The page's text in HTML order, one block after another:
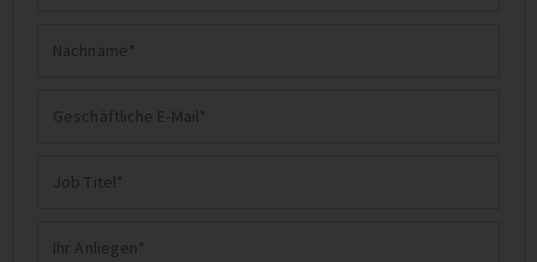
Nachname
Geschäftliche
Mail